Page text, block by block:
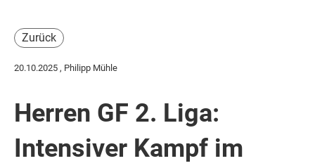
Zurück
20.10.2025 , Philipp Mühle
Herren GF 2. Liga:
Intensiver Kampf im